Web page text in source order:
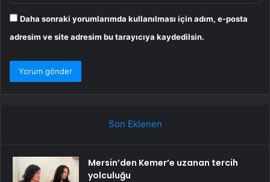
Daha sonraki yorumlarımda kullanılması için adım, e-posta
adresim ve site adresim bu tarayıcıya kaydedilsin.
Son Eklenen
Mersin’den Kemer’e uzanan tercih
yolculuğu